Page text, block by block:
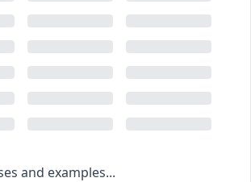
and examples...